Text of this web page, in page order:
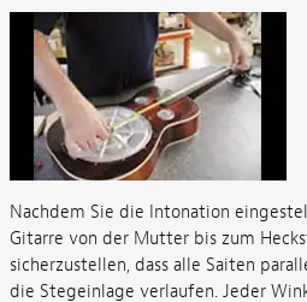
Nachdem Sie die Intonation
Gitarre von der Mutter bis zum
sicherzustellen, dass alle Saiten
die Stegeinlage verlaufen. Jeder